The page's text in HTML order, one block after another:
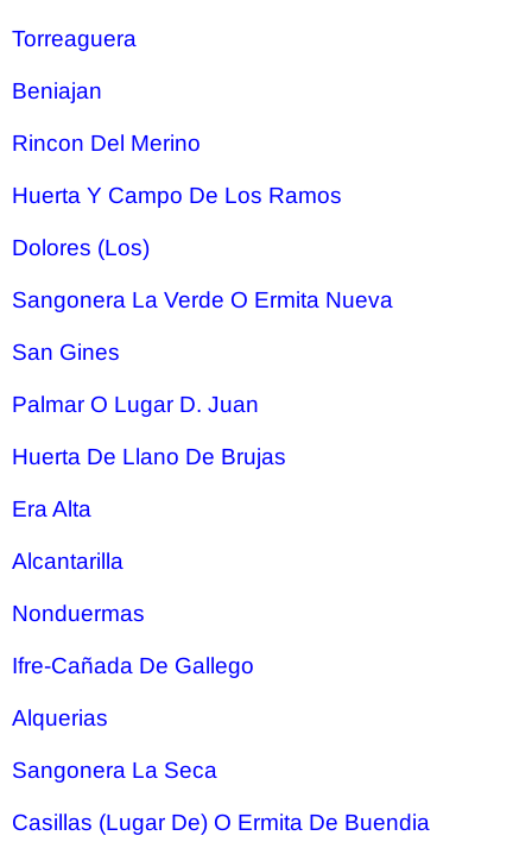
Torreaguera
Beniajan
Rincon Del Merino
Huerta Y Campo De Los Ramos
Dolores (Los)
Sangonera La Verde O Ermita Nueva
San Gines
Palmar O Lugar D. Juan
Huerta De Llano De Brujas
Era Alta
Alcantarilla
Nonduermas
Ifre-Cañada De Gallego
Alquerias
Sangonera La Seca
Casillas (Lugar De) O Ermita De Buendia